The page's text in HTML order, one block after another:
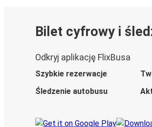
Bilet cyfrowy i
Odkryj aplikację FlixBusa
Szybkie rezerwacje
Śledzenie autobusu